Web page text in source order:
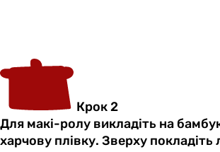
Крок 2
Для макі-ролу викладіть на
харчову плівку. Зверху покладіть